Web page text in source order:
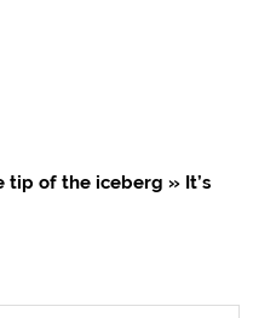
tip of the iceberg » It’s